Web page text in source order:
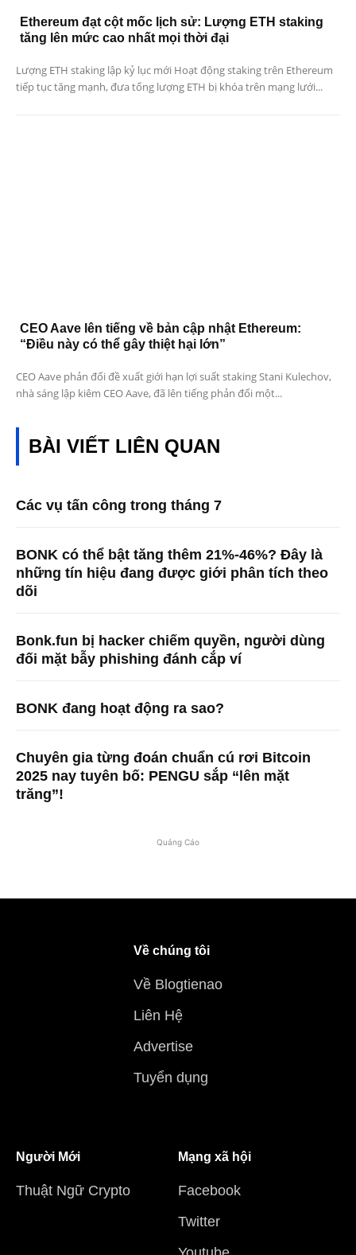
Ethereum đạt cột mốc lịch sử: Lượng ETH staking
tăng lên mức cao nhất mọi thời đại
Lượng ETH staking lập kỷ lục mới Hoạt động staking trên Ethereum
tiếp tục tăng mạnh, đưa tổng lượng ETH bị khóa trên mạng lưới...
CEO Aave lên tiếng về bản cập nhật Ethereum:
“Điều này có thể gây thiệt hại lớn”
CEO Aave phản đối đề xuất giới hạn lợi suất staking Stani Kulechov,
nhà sáng lập kiêm CEO Aave, đã lên tiếng phản đối một...
BÀI VIẾT LIÊN QUAN
Các vụ tấn công trong tháng 7
BONK có thể bật tăng thêm 21%-46%? Đây là
những tín hiệu đang được giới phân tích theo
dõi
Bonk.fun bị hacker chiếm quyền, người dùng
đối mặt bẫy phishing đánh cắp ví
BONK đang hoạt động ra sao?
Chuyên gia từng đoán chuẩn cú rơi Bitcoin
2025 nay tuyên bố: PENGU sắp “lên mặt
trăng”!
Quảng Cáo
Về chúng tôi
Về Blogtienao
Liên Hệ
Advertise
Tuyển dụng
Người Mới
Thuật Ngữ Crypto
Mạng xã hội
Facebook
Twitter